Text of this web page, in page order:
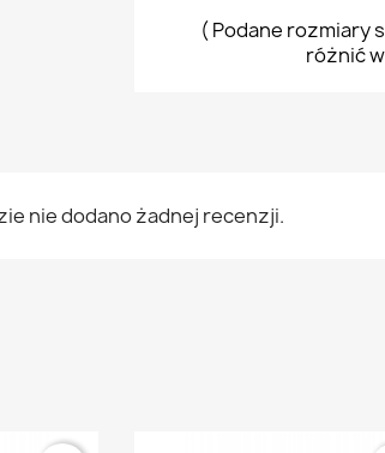
( Podane rozmiary
różnić
nie dodano żadnej recenzji.